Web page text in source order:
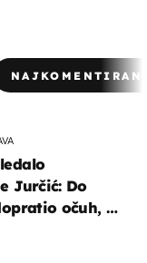
Jurčić: Do
očuh, a